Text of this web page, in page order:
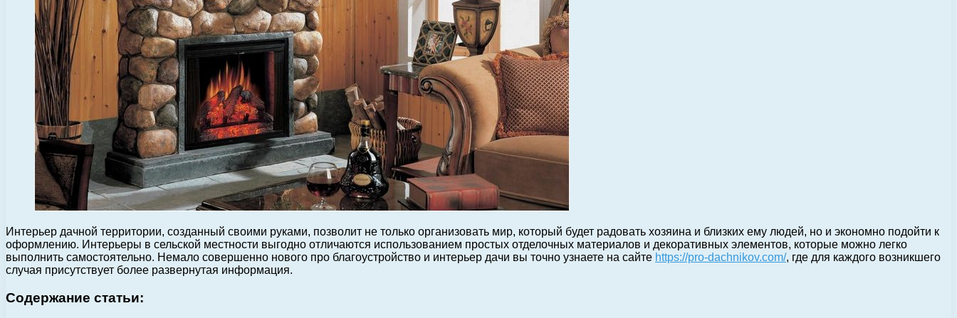
Интерьер дачной территории, созданный своими руками, позволит не только организовать мир, который будет радовать хозяина и близких ему людей, но и экономно подойти к
оформлению. Интерьеры в сельской местности выгодно отличаются использованием простых отделочных материалов и декоративных элементов, которые можно легко
выполнить самостоятельно. Немало совершенно нового про благоустройство и интерьер дачи вы точно узнаете на сайте https://pro-dachnikov.com/, где для каждого возникшего
случая присутствует более развернутая информация.
Содержание статьи: